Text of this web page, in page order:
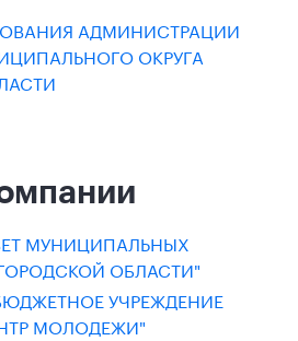
АДМИНИСТРАЦИИ
ОКРУГА
МУНИЦИПАЛЬНЫХ
ОБЛАСТИ"
УЧРЕЖДЕНИЕ
МОЛОДЕЖИ"